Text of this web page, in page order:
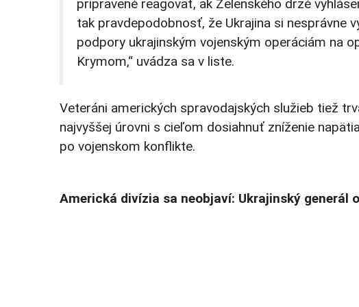
pripravené reagovať, ak Zelenského drzé
tak pravdepodobnosť, že Ukrajina si nesprávne
podpory ukrajinským vojenským operáciám na
Krymom,“ uvádza sa v liste.
Veteráni amerických spravodajských služieb tiež
najvyššej úrovni s cieľom dosiahnuť zníženie
po vojenskom konflikte.
Americká divízia sa neobjaví: Ukrajinský generál